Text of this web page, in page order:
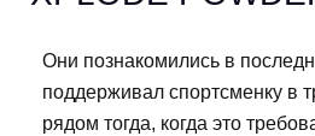
Они познакомились в
поддерживал спортсменку в
рядом тогда, когда это